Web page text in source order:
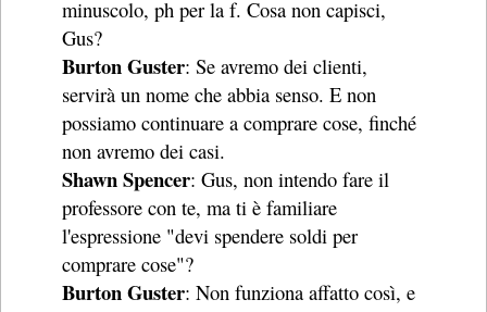
minuscolo, ph per la f. Cosa non capisci,
Gus?
Burton Guster: Se avremo dei clienti,
servirà un nome che abbia senso. E non
possiamo continuare a comprare cose, finché
non avremo dei casi.
Shawn Spencer: Gus, non intendo fare il
professore con te, ma ti è familiare
l'espressione "devi spendere soldi per
comprare cose"?
Burton Guster: Non funziona affatto così, e